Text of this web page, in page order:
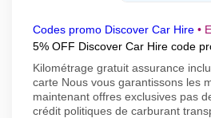
Codes promo Discover Car Hire •
5% OFF Discover Car Hire code
Kilométrage gratuit assurance
carte Nous vous garantissons les
maintenant offres exclusives pas
crédit politiques de carburant